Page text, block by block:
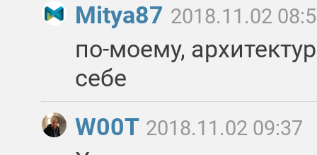
Mitya87 2018.11.02
по-моему,
себе
W00T 2018.11.02 09:37